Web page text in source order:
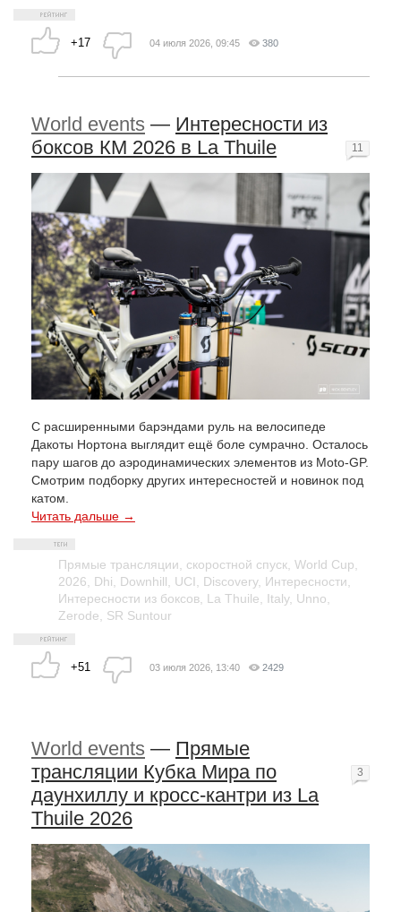
+17 04 июля 2026, 09:45 380
World events — Интересности из
боксов КМ 2026 в La Thuile
С расширенными барэндами руль на велосипеде
Дакоты Нортона выглядит ещё боле сумрачно. Осталось
пару шагов до аэродинамических элементов из Moto-GP.
Смотрим подборку других интересностей и новинок под
катом.
Читать дальше →
Прямые трансляции скоростной спуск World Cup
2026
Dhi Downhill UCI Discovery, Интересности
Интересности из боксов La Thuile Italy, Unno
Zerode
SR Suntour
+51
11
03 июля 2026, 13:40 2429
World events — Прямые
трансляции Кубка Мира по
даунхиллу и кросс-кантри из La
Thuile 2026
3